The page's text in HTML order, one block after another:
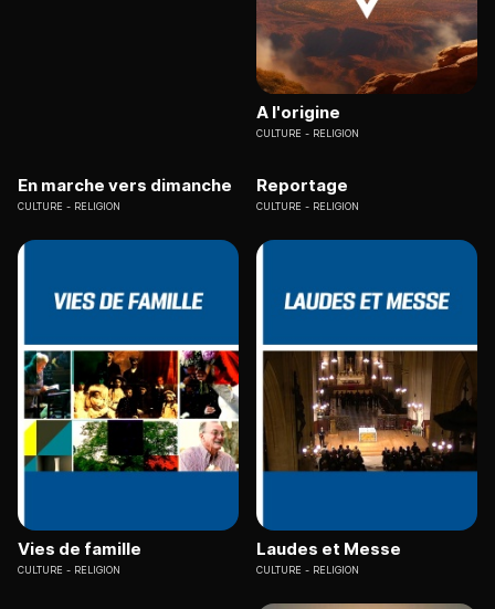
A l'origine
CULTURE RELIGION
En marche vers dimanche
CULTURE RELIGION
Reportage
CULTURE RELIGION
Vies de famille
CULTURE RELIGION
Laudes et Messe
CULTURE RELIGION